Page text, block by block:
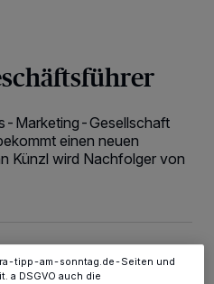
Marketing-Gesellschaft
einen neuen
Künzl wird Nachfolger von
und greifen auf
„Wir und unsere Partner
bereitzustellen“ aufgeführten
sind manche Inhalte und
so relevant für Sie. Sie können
um Ihre Einstellungen zu
tipp-am-sonntag.de-Seiten und
a DSGVO auch die